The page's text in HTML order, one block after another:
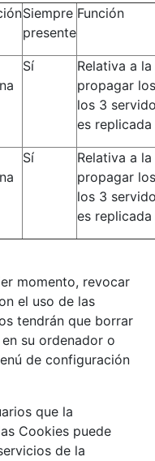
Siempre
presente
Función
Sí
Relativa a
propagar
los 3
es replicada
Sí
Relativa a
propagar
los 3
es replicada
momento, revocar
el uso de las
tendrán que borrar
su ordenador o
de configuración
que la
Cookies puede
de la